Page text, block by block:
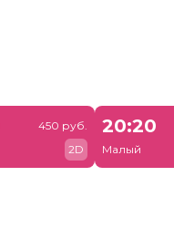
450 руб.
2D
20:20
Малый